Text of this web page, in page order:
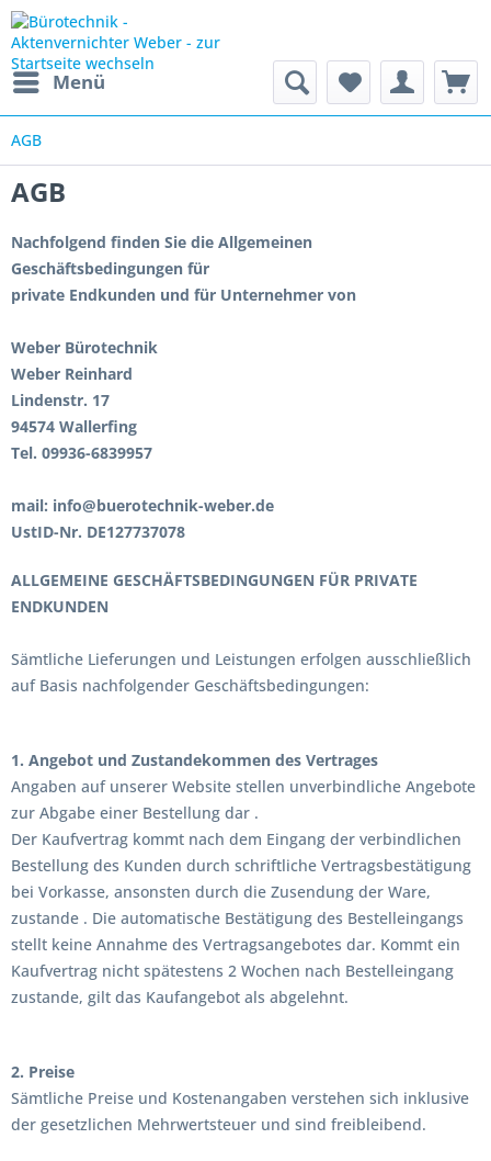
Menü
AGB
AGB
Nachfolgend finden Sie die Allgemeinen
Geschäftsbedingungen für
private Endkunden und für Unternehmer von
Weber Bürotechnik
Weber Reinhard
Lindenstr. 17
94574 Wallerfing
Tel. 09936-6839957
mail: info@buerotechnik-weber.de
UstID-Nr. DE127737078
ALLGEMEINE GESCHÄFTSBEDINGUNGEN FÜR PRIVATE
ENDKUNDEN
Sämtliche Lieferungen und Leistungen erfolgen ausschließlich
auf Basis nachfolgender Geschäftsbedingungen:
1. Angebot und Zustandekommen des Vertrages
Angaben auf unserer Website stellen unverbindliche Angebote
zur Abgabe einer Bestellung dar .
Der Kaufvertrag kommt nach dem Eingang der verbindlichen
Bestellung des Kunden durch schriftliche Vertragsbestätigung
bei Vorkasse, ansonsten durch die Zusendung der Ware,
zustande . Die automatische Bestätigung des Bestelleingangs
stellt keine Annahme des Vertragsangebotes dar. Kommt ein
Kaufvertrag nicht spätestens 2 Wochen nach Bestelleingang
zustande, gilt das Kaufangebot als abgelehnt.
2. Preise
Sämtliche Preise und Kostenangaben verstehen sich inklusive
der gesetzlichen Mehrwertsteuer und sind freibleibend.